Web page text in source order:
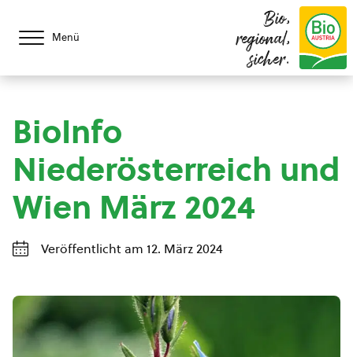
Menü
Bio,
regional,
sicher.
BioInfo
Niederösterreich und
Wien März 2024
Veröffentlicht am 12. März 2024